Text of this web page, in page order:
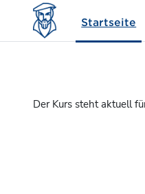
Zum Hauptinhalt
Startseite
Der Kurs steht aktuell